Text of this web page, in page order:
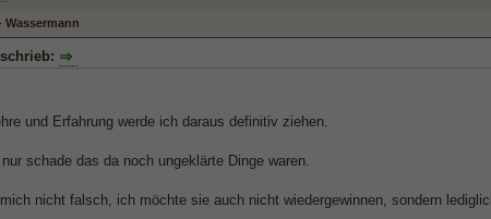
Wassermann
und Erfahrung werde ich daraus definitiv ziehen.
schade das da noch ungeklärte Dinge waren.
nicht falsch, ich möchte sie auch nicht wiedergewinnen, sondern